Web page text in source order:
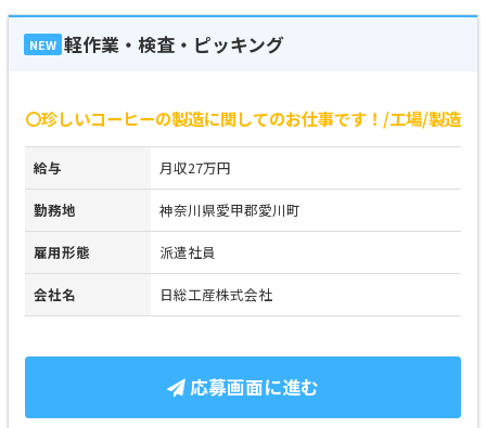
NEW 軽作業・検査・ピッキング
〇珍しいコーヒーの製造に関してのお仕事です！/工場/製造
給与 月収27万円
勤務地 神奈川県愛甲郡愛川町
雇用形態 派遣社員
会社名 日総工産株式会社
応募画面に進む